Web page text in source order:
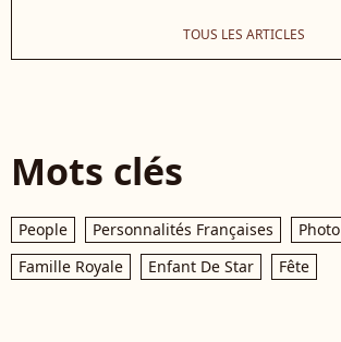
TOUS LES ARTICLES
Mots clés
People Personnalités Françaises
Photo
Famille Royale
Enfant De Star Fête